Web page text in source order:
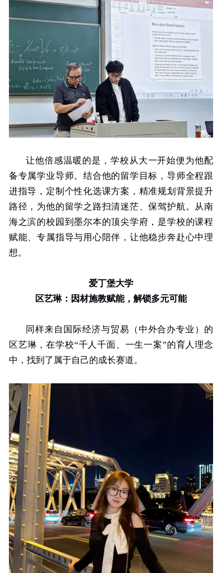
让他倍感温暖的是，学校从大一开始便为他配
备专属学业导师。结合他的留学目标，导师全程跟
进指导，定制个性化选课方案，精准规划背景提升
路径，为他的留学之路扫清迷茫、保驾护航。从南
海之滨的校园到墨尔本的顶尖学府，是学校的课程
赋能、专属指导与用心陪伴，让他稳步奔赴心中理
想。
爱丁堡大学
区艺琳：因材施教赋能，解锁多元可能
同样来自国际经济与贸易（中外合办专业）的
区艺琳，在学校“千人千面、一生一案”的育人理念
中，找到了属于自己的成长赛道。